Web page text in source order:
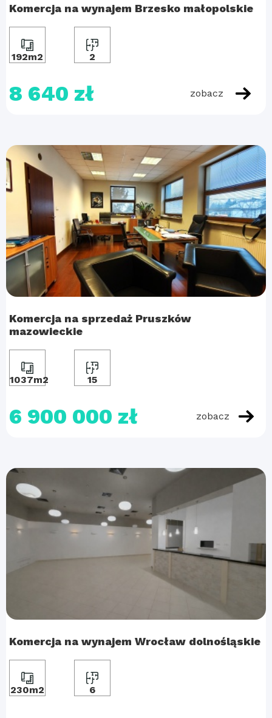
Komercja na wynajem Brzesko małopolskie
192m2 2
8 640 zł zobacz
Komercja na sprzedaż Pruszków
mazowieckie
1037m2 15
6 900 000 zł zobacz
Komercja na wynajem Wrocław dolnośląskie
230m2 6